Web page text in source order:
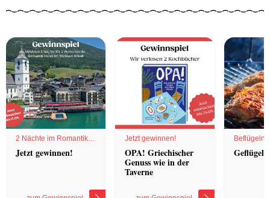
2 Nächte im Romantik
Hotel
Jetzt gewinnen!
Jetzt gewinnen!
OPA! Griechischer
Genuss wie in der
Taverne
Geflügel